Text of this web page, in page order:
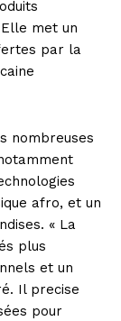
met un
par la
nombreuses
afro, et un
« La
plus
et un
Il precise
pour